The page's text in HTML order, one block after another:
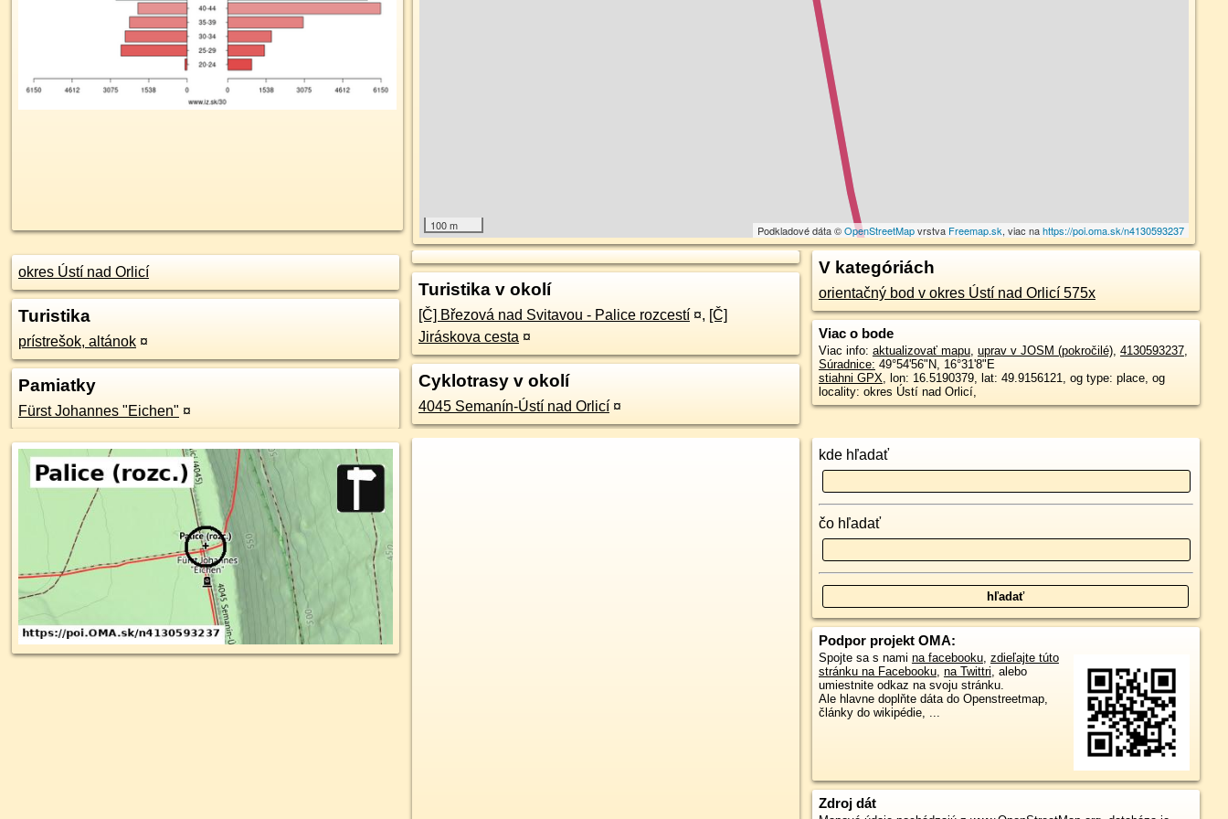
100 m Podkladové dáta ©OpenStreetMapvrstva Freemap.sk, viac nahttps://poi.oma.sk/n4130593237
okres Ústí nad Orlicí
Turistika
prístrešok, altánok ¤
Pamiatky
Fürst Johannes "Eichen" ¤
Turistika v okolí
[Č] Březová nad Svitavou - Palice rozcestí ¤, [Č]
Jiráskova cesta ¤
Cyklotrasy v okolí
4045 Semanín-Ústí nad Orlicí ¤
V kategóriách
orientačný bod v okres Ústí nad Orlicí 575x
Viac o bode
Viac info: aktualizovať mapu, uprav v JOSM (pokročilé), 4130593237,
Súradnice: 49°54'56"N, 16°31'8"E
stiahni GPX, lon: 16.5190379, lat: 49.9156121, og type: place, og
locality: okres Ústí nad Orlicí,
kde hľadať
čo hľadať
Podpor projekt OMA:
Spojte sa s nami na facebooku, zdieľajte túto
stránku na Facebooku, na Twittri, alebo
umiestnite odkaz na svoju stránku.
Ale hlavne doplňte dáta do Openstreetmap,
články do wikipédie, ...
Zdroj dát